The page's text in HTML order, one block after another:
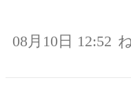
08月10日 12:52